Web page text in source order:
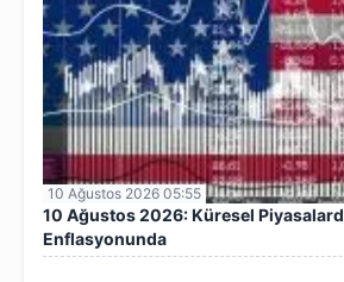
10 Ağustos 2026 05:55
10 Ağustos 2026: Küresel
Enflasyonunda